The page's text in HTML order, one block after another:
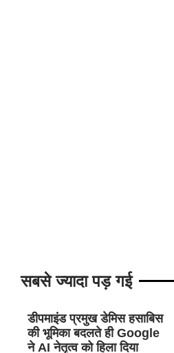
सबसे ज्यादा पड़ गई
डीपमाइंड प्रमुख डेमिस हसाबिस
की भूमिका बदलते ही Google
ने AI नेतृत्व को हिला दिया